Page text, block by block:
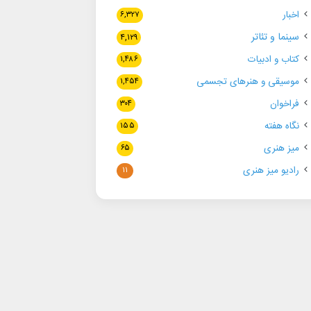
اخبار ۶,۳۲۷
سینما و تئاتر ۴,۱۲۹
کتاب و ادبیات ۱,۴۸۶
موسیقی و هنرهای تجسمی ۱,۴۵۴
فراخوان ۳۰۴
نگاه هفته ۱۵۵
میز هنری ۶۵
رادیو میز هنری ۱۱